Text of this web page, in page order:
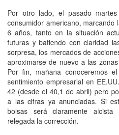
Por otro lado, el pasado
consumidor americano,
6 años, tanto en la situación
futuras y batiendo con claridad
sorpresa, los mercados de
aproximarse de nuevo a las
Por fin, mañana conoceremos
sentimiento empresarial en
42 (desde el 40,1 de abril) pero
a las cifras ya anunciadas. Si
bolsas será claramente
relegada la corrección.